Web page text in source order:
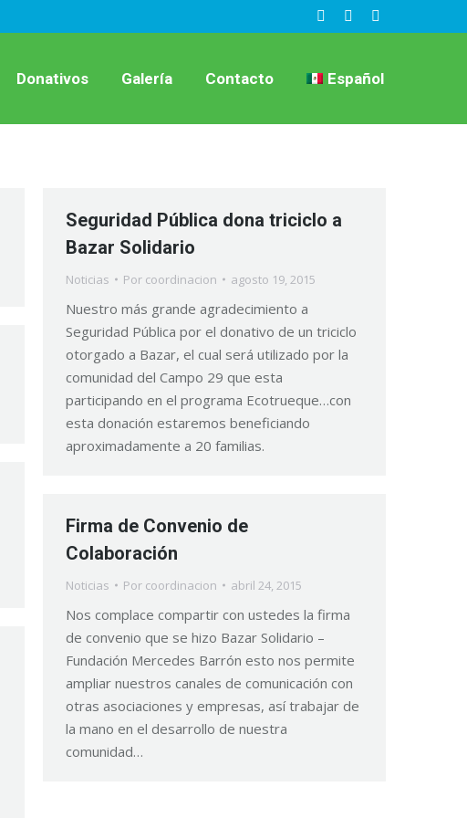
Facebook
opens
new
X
opens
new
Instagram
opens
new
Donativos Galería Contacto Español
Seguridad Pública dona triciclo a
Bazar Solidario
Noticias Por coordinacion agosto 19, 2015
Nuestro más grande agradecimiento a
Seguridad Pública por el donativo de un triciclo
otorgado a Bazar, el cual será utilizado por la
comunidad del Campo 29 que esta
participando en el programa Ecotrueque…con
esta donación estaremos beneficiando
aproximadamente a 20 familias.
Firma de Convenio de
Colaboración
Noticias Por coordinacion abril 24, 2015
Nos complace compartir con ustedes la firma
de convenio que se hizo Bazar Solidario –
Fundación Mercedes Barrón esto nos permite
ampliar nuestros canales de comunicación con
otras asociaciones y empresas, así trabajar de
la mano en el desarrollo de nuestra
comunidad…